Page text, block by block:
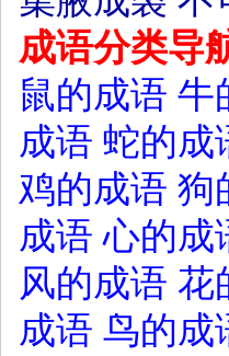
成语分类导
鼠的成语 牛
成语 蛇的成
鸡的成语 狗
成语 心的成
风的成语 花
成语 鸟的成